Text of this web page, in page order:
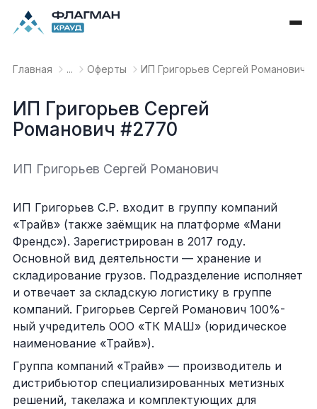
Главная ... Оферты ИП Григорьев Сергей Романович
ИП Григорьев Сергей
Романович #2770
ИП Григорьев Сергей Романович
ИП Григорьев С.Р. входит в группу компаний
«Трайв» (также заёмщик на платформе «Мани
Френдс»). Зарегистрирован в 2017 году.
Основной вид деятельности — хранение и
складирование грузов. Подразделение исполняет
и отвечает за складскую логистику в группе
компаний. Григорьев Сергей Романович 100%-
ный учредитель ООО «ТК МАШ» (юридическое
наименование «Трайв»).
Группа компаний «Трайв» — производитель и
дистрибьютор специализированных метизных
решений, такелажа и комплектующих для